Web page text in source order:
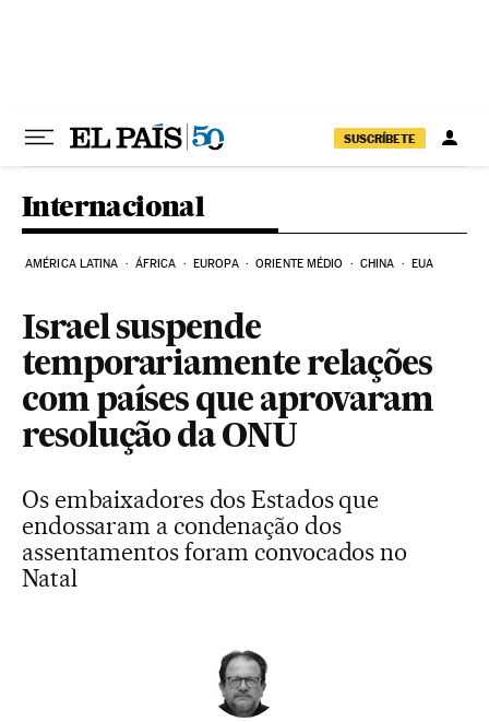
SUSCRÍBETE
Internacional
AMÉRICA LATINA ÁFRICA EUROPA ORIENTE MÉDIO CHINA EUA
Israel suspende
temporariamente relações
com países que aprovaram
resolução da ONU
Os embaixadores dos Estados que
endossaram a condenação dos
assentamentos foram convocados no
Natal